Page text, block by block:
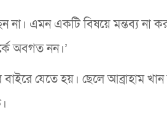
না। এমন একটি বিষয়ে মন্তব্য না
অবগত নন।’
যেতে হয়। ছেলে আব্রাহাম